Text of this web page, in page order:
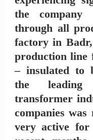
the company
through all
factory in
production
– insulated to
the
transformer
companies
very active